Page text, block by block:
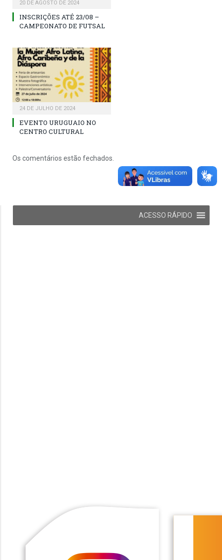
20 DE AGOSTO DE 2024
INSCRIÇÕES ATÉ 23/08 –
CAMPEONATO DE FUTSAL
24 DE JULHO DE 2024
EVENTO URUGUAIO NO
CENTRO CULTURAL
Os comentários estão fechados.
ACESSO RÁPIDO